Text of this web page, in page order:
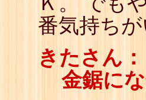
番気持ちが
きたさん：
金鋸に